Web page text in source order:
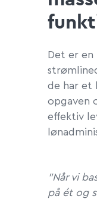
Det er
de har et
opgaven
effektiv
”Når vi
på ét og